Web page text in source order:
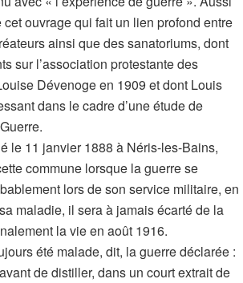
ouvrage qui fait un lien profond entre
ainsi que des sanatoriums, dont
sur l’association protestante des
Dévenoge en 1909 et dont Louis
dans le cadre d’une étude de
le 11 janvier 1888 à Néris-les-Bains,
commune lorsque la guerre se
lors de son service militaire, en
maladie, il sera à jamais écarté de la
la vie en août 1916.
été malade, dit, la guerre déclarée :
de distiller, dans un court extrait de